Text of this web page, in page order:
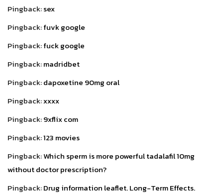
Pingback:sex
Pingback:fuvk google
Pingback:fuck google
Pingback:madridbet
Pingback:dapoxetine 90mg oral
Pingback:xxxx
Pingback:9xflix com
Pingback:123 movies
Pingback:Which sperm is more powerful tadalafil 10mg
without doctor prescription?
Pingback:Drug information leaflet. Long-Term Effects.